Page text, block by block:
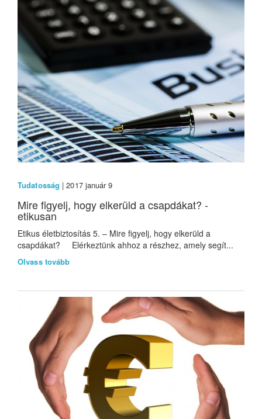
Tudatosság | 2017 január 9
Mire figyelj, hogy elkerüld a csapdákat? -
etikusan
Etikus életbiztosítás 5. – Mire figyelj, hogy elkerüld a
csapdákat? Elérkeztünk ahhoz a részhez, amely segít...
Olvass tovább